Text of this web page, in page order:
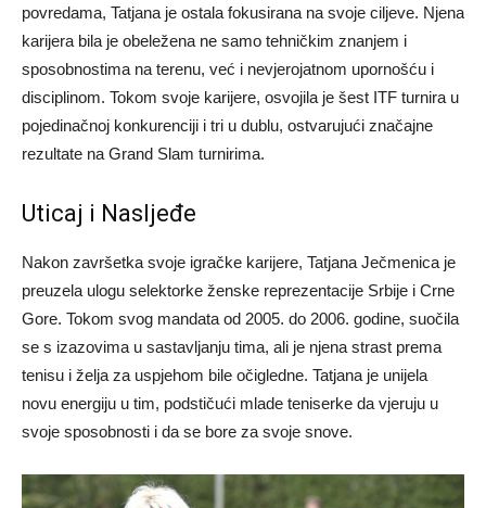
povredama, Tatjana je ostala fokusirana na svoje ciljeve. Njena
karijera bila je obeležena ne samo tehničkim znanjem i
sposobnostima na terenu, već i nevjerojatnom upornošću i
disciplinom. Tokom svoje karijere, osvojila je šest ITF turnira u
pojedinačnoj konkurenciji i tri u dublu, ostvarujući značajne
rezultate na Grand Slam turnirima.
Uticaj i Nasljeđe
Nakon završetka svoje igračke karijere, Tatjana Ječmenica je
preuzela ulogu selektorke ženske reprezentacije Srbije i Crne
Gore. Tokom svog mandata od 2005. do 2006. godine, suočila
se s izazovima u sastavljanju tima, ali je njena strast prema
tenisu i želja za uspjehom bile očigledne. Tatjana je unijela
novu energiju u tim, podstičući mlade teniserke da vjeruju u
svoje sposobnosti i da se bore za svoje snove.